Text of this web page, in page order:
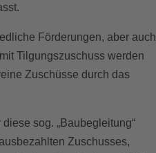
Förderungen, aber auch
Tilgungszuschuss werden
Zuschüsse durch das
sog. „Baubegleitung“
Zuschusses,